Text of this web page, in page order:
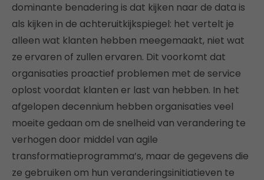
dominante benadering is dat kijken naar de data is
als kijken in de achteruitkijkspiegel: het vertelt je
alleen wat klanten hebben meegemaakt, niet wat
ze ervaren of zullen ervaren. Dit voorkomt dat
organisaties proactief problemen met de service
oplost voordat klanten er last van hebben. In het
afgelopen decennium hebben organisaties veel
moeite gedaan om de snelheid van verandering te
verhogen door middel van agile
transformatieprogramma’s, maar de gegevens die
ze gebruiken om hun veranderingsinitiatieven te